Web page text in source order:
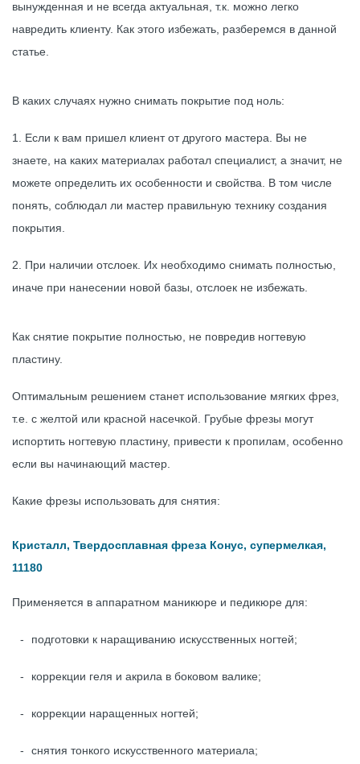
вынужденная и не всегда актуальная, т.к. можно легко
навредить клиенту. Как этого избежать, разберемся в данной
статье.
В каких случаях нужно снимать покрытие под ноль:
1. Если к вам пришел клиент от другого мастера. Вы не
знаете, на каких материалах работал специалист, а значит, не
можете определить их особенности и свойства. В том числе
понять, соблюдал ли мастер правильную технику создания
покрытия.
2. При наличии отслоек. Их необходимо снимать полностью,
иначе при нанесении новой базы, отслоек не избежать.
Как снятие покрытие полностью, не повредив ногтевую
пластину.
Оптимальным решением станет использование мягких фрез,
т.е. с желтой или красной насечкой. Грубые фрезы могут
испортить ногтевую пластину, привести к пропилам, особенно
если вы начинающий мастер.
Какие фрезы использовать для снятия:
Кристалл, Твердосплавная фреза Конус, супермелкая,
11180
Применяется в аппаратном маникюре и педикюре для:
подготовки к наращиванию искусственных ногтей;
коррекции геля и акрила в боковом валике;
коррекции наращенных ногтей;
снятия тонкого искусственного материала;